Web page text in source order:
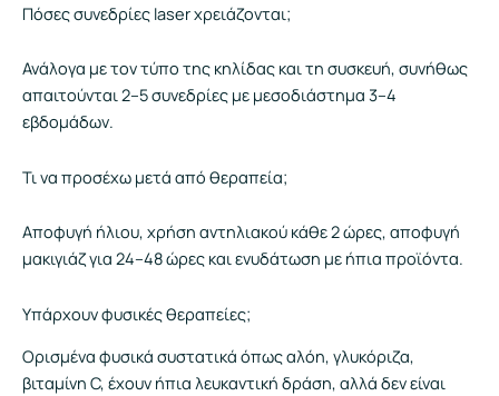
Πόσες συνεδρίες laser χρειάζονται;
Ανάλογα με τον τύπο της κηλίδας και τη συσκευή, συνήθως
απαιτούνται 2–5 συνεδρίες με μεσοδιάστημα 3–4
εβδομάδων.
Τι να προσέχω μετά από θεραπεία;
Αποφυγή ήλιου, χρήση αντηλιακού κάθε 2 ώρες, αποφυγή
μακιγιάζ για 24–48 ώρες και ενυδάτωση με ήπια προϊόντα.
Υπάρχουν φυσικές θεραπείες;
Ορισμένα φυσικά συστατικά όπως αλόη, γλυκόριζα,
βιταμίνη C, έχουν ήπια λευκαντική δράση, αλλά δεν είναι